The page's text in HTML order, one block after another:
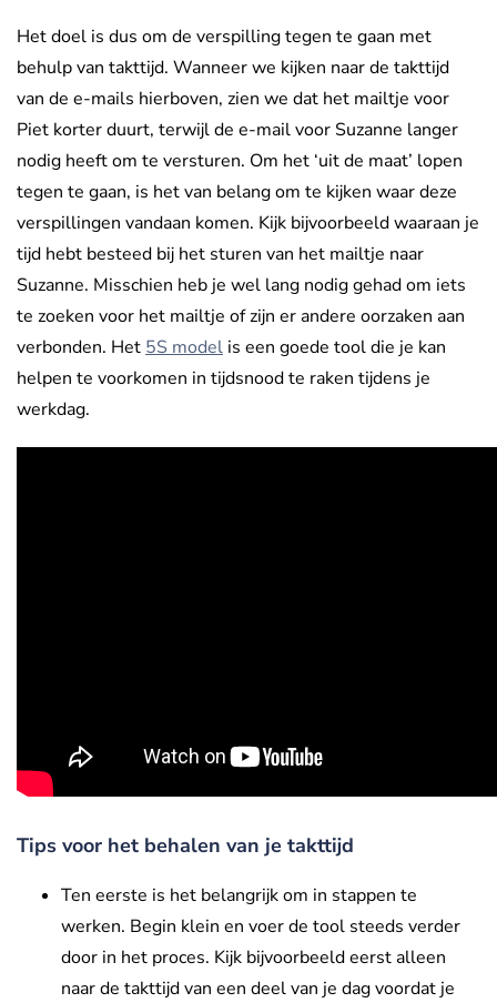
Het doel is dus om de verspilling tegen te gaan met
behulp van takttijd. Wanneer we kijken naar de takttijd
van de e-mails hierboven, zien we dat het mailtje voor
Piet korter duurt, terwijl de e-mail voor Suzanne langer
nodig heeft om te versturen. Om het ‘uit de maat’ lopen
tegen te gaan, is het van belang om te kijken waar deze
verspillingen vandaan komen. Kijk bijvoorbeeld waaraan je
tijd hebt besteed bij het sturen van het mailtje naar
Suzanne. Misschien heb je wel lang nodig gehad om iets
te zoeken voor het mailtje of zijn er andere oorzaken aan
verbonden. Het5S model is een goede tool die je kan
helpen te voorkomen in tijdsnood te raken tijdens je
werkdag.
Tips voor het behalen van je takttijd
Ten eerste is het belangrijk om in stappen te
werken. Begin klein en voer de tool steeds verder
door in het proces. Kijk bijvoorbeeld eerst alleen
naar de takttijd van een deel van je dag voordat je